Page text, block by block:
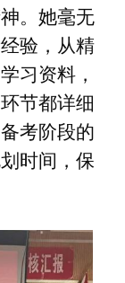
。她毫无
验，从精
习资料，
节都详细
考阶段的
时间，保